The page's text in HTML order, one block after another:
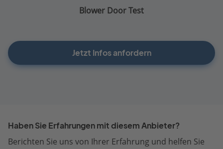
Blower Door Test
Jetzt Infos anfordern
Haben Sie Erfahrungen mit diesem Anbieter?
Berichten Sie uns von Ihrer Erfahrung und helfen Sie